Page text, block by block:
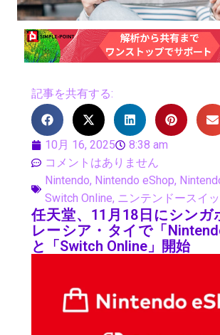
記事を共有する:
10月 16, 2025
8:38 am
コメントはありません
Nintendo, Nintendo eShop,
Switch Online, ニンテンドースイ
任天堂、11月18日にシンガ
レーシア・タイで「
と「Switch Online」開始